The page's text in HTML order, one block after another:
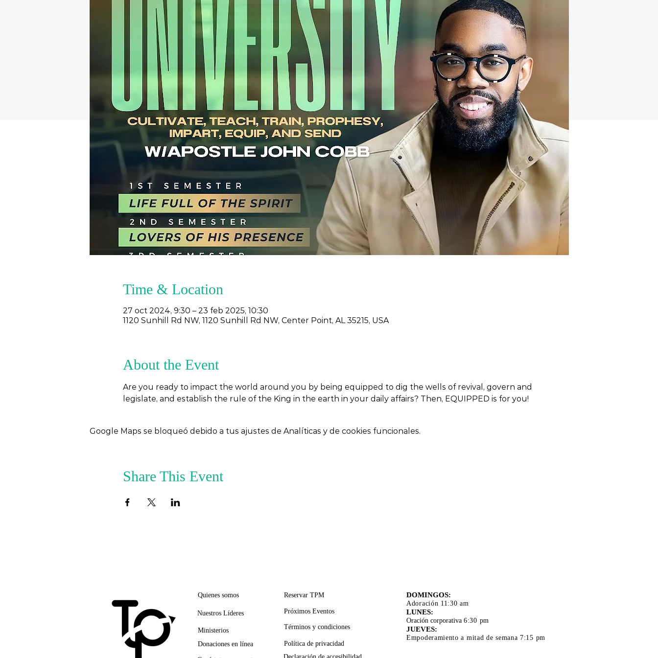
Time & Location
27 oct 2024, 9:30 – 23 feb 2025, 10:30
1120 Sunhill Rd NW, 1120 Sunhill Rd NW, Center Point, AL 35215, USA
About the Event
Are you ready to impact the world around you by being equipped to dig the wells of revival, govern and
legislate, and establish the rule of the King in the earth in your daily affairs? Then, EQUIPPED is for you!
Google Maps se bloqueó debido a tus ajustes de Analíticas y de cookies funcionales.
Share This Event
Quienes somos
Nuestros Líderes
Ministerios
Donaciones en línea
Reservar TPM
Términos y condiciones
Política de privacidad
Próximos Eventos
DOMINGOS:
Adoración 11:30 am
LUNES:
Oración corporativa 6:30 pm
JUEVES:
Empoderamiento a mitad de semana 7:15 pm